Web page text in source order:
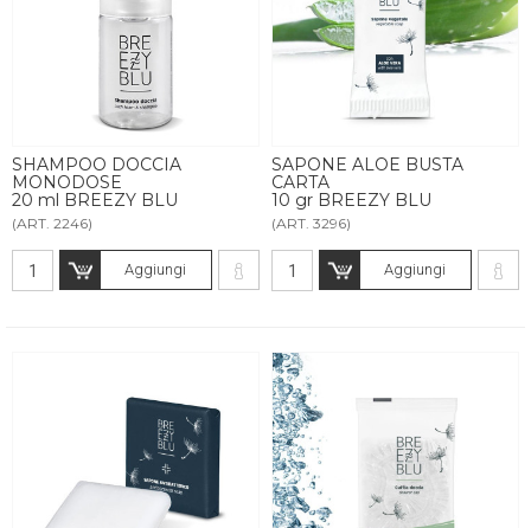
SHAMPOO DOCCIA
MONODOSE
20 ml BREEZY BLU
(ART. 2246)
Aggiungi
SAPONE ALOE BUSTA
CARTA
10 gr BREEZY BLU
(ART. 3296)
Aggiungi